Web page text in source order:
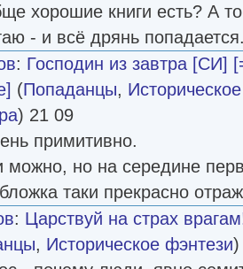
хорошие книги есть? А то
- и всё дрянь
: Господин из завтра
(Попаданцы,
) 21 09
примитивно.
можно, но на середине
таки прекрасно
: Царствуй на страх
, Историческое фэнтези)